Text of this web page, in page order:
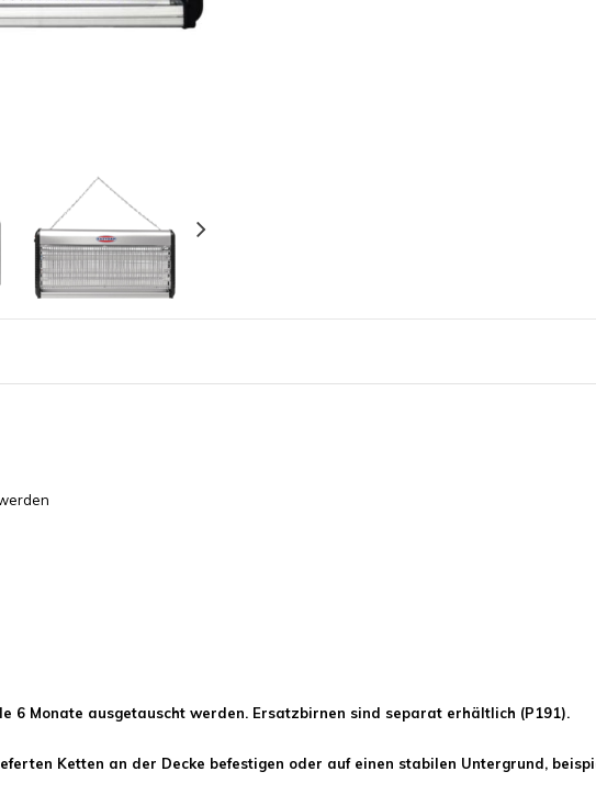
6 Monate ausgetauscht werden. Ersatzbirnen sind separat erhältlich (P191).
Ketten an der Decke befestigen oder auf einen stabilen Untergrund,